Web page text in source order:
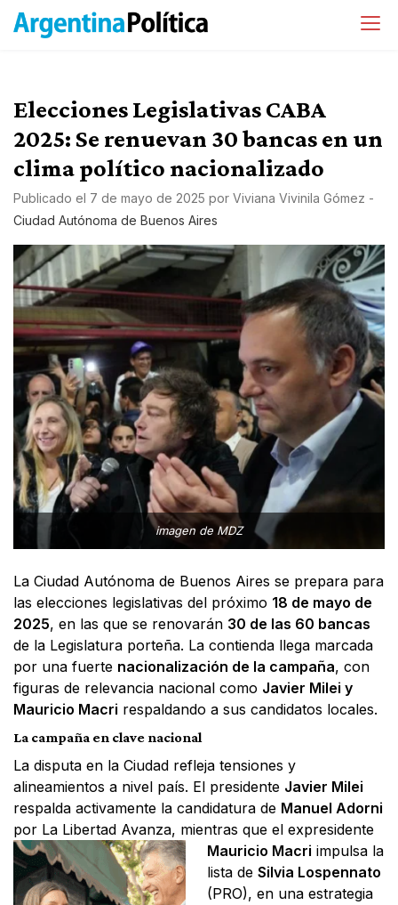
Elecciones Legislativas CABA
2025: Se renuevan 30 bancas en un
clima político nacionalizado
Publicado el 7 de mayo de 2025 por Viviana Vivinila Gómez -
Ciudad Autónoma de Buenos Aires
imagen de MDZ
La Ciudad Autónoma de Buenos Aires se prepara para
las elecciones legislativas del próximo 18 de mayo de
2025, en las que se renovarán 30 de las 60 bancas
de la Legislatura porteña. La contienda llega marcada
por una fuerte nacionalización de la campaña, con
figuras de relevancia nacional como Javier Milei y
Mauricio Macri respaldando a sus candidatos locales.
La campaña en clave nacional
La disputa en la Ciudad refleja tensiones y
alineamientos a nivel país. El presidente Javier Milei
respalda activamente la candidatura de Manuel Adorni
por La Libertad Avanza, mientras que el expresidente
Mauricio Macri impulsa la
lista de Silvia Lospennato
(PRO), en una estrategia